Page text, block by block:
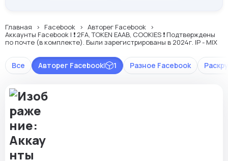
Главная Facebook
Авторег Facebook
Аккаунты Facebook | ❗️ 2FA, TOKEN EAAB, COOKIES ❗️ Подтверждены
по почте (в комплекте). Были зарегистрированы в 2024г. IP - MIX
Все Разное Facebook
Авторег Facebook| 1